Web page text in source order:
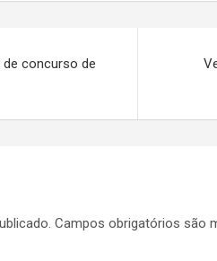
de concurso de
Campos obrigatórios são